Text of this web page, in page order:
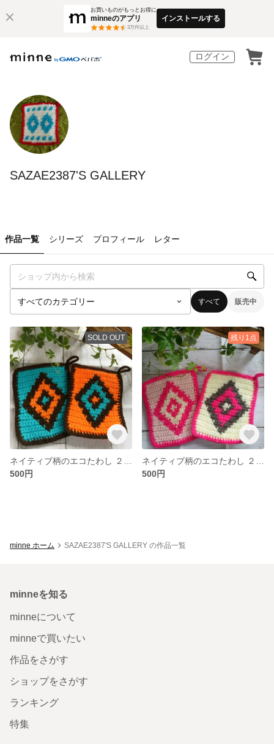
お買いものがもっとお得に
minneのアプリ
3万件以上
インストールする
ログイン
SAZAE2387'S GALLERY
作品一覧 シリーズ プロフィール レター
すべて 販売中
SOLD OUT
500円
残り1点
500円
minne ホーム SAZAE2387'S GALLERY の作品一覧
minneを知る
minneについて
minneで買いたい
作品をさがす
ショップをさがす
ランキング
特集